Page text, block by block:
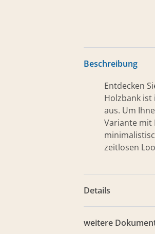
Beschreibung
Entdecken
Holzbank
aus. Um
Variante mit
zeitlosen
Details
weitere